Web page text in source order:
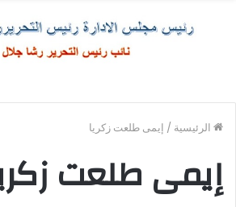
الرئيسية / إيمى طلعت زكريا
إيمى طلعت